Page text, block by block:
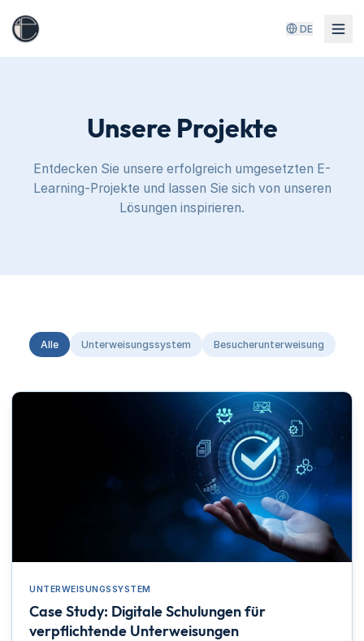
DE
Unsere Projekte
Entdecken Sie unsere erfolgreich umgesetzten E-
Learning-Projekte und lassen Sie sich von unseren
Lösungen inspirieren.
Alle Unterweisungssystem Besucherunterweisung
UNTERWEISUNGSSYSTEM
Case Study: Digitale Schulungen für
verpflichtende Unterweisungen